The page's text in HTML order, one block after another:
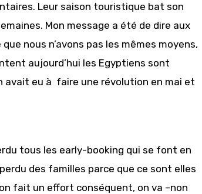
Leur saison touristique bat son
Mon message a été de dire aux
nous n’avons pas les mêmes moyens,
aujourd’hui les Egyptiens sont
avait eu à faire une révolution en mai et
tous les early-booking qui se font en
des familles parce que ce sont elles
fait un effort conséquent, on va –non